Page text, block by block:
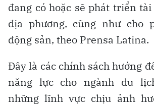
đang có hoặc sẽ phát triển
địa phương, cũng như cho
động sản, theo Prensa Latina.
Đây là các chính sách hướng
năng lực cho ngành du
những lĩnh vực chịu ảnh